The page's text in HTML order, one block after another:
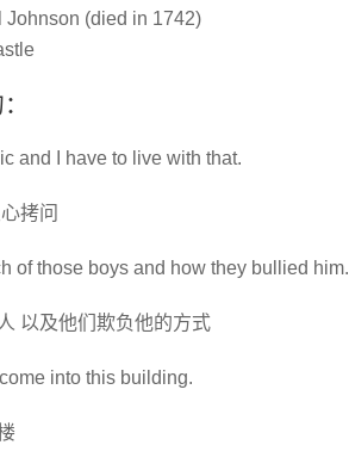
Johnson (died in 1742)
and I have to live with that.
拷问
of those boys and how they bullied him.
以及他们欺负他的方式
into this building.